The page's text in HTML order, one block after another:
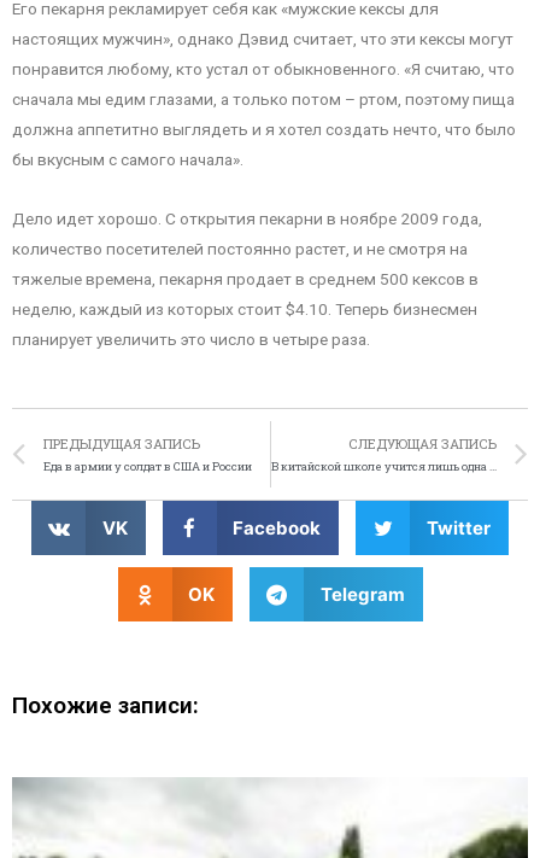
Его пекарня рекламирует себя как «мужские кексы для
настоящих мужчин», однако Дэвид считает, что эти кексы могут
понравится любому, кто устал от обыкновенного. «Я считаю, что
сначала мы едим глазами, а только потом – ртом, поэтому пища
должна аппетитно выглядеть и я хотел создать нечто, что было
бы вкусным с самого начала».
Дело идет хорошо. С открытия пекарни в ноябре 2009 года,
количество посетителей постоянно растет, и не смотря на
тяжелые времена, пекарня продает в среднем 500 кексов в
неделю, каждый из которых стоит $4.10. Теперь бизнесмен
планирует увеличить это число в четыре раза.
ПРЕДЫДУЩАЯ ЗАПИСЬ
Еда в армии у солдат в США и России
СЛЕДУЮЩАЯ ЗАПИСЬ
В китайской школе учится лишь одна ученица
VK Facebook Twitter
OK Telegram
Похожие записи: